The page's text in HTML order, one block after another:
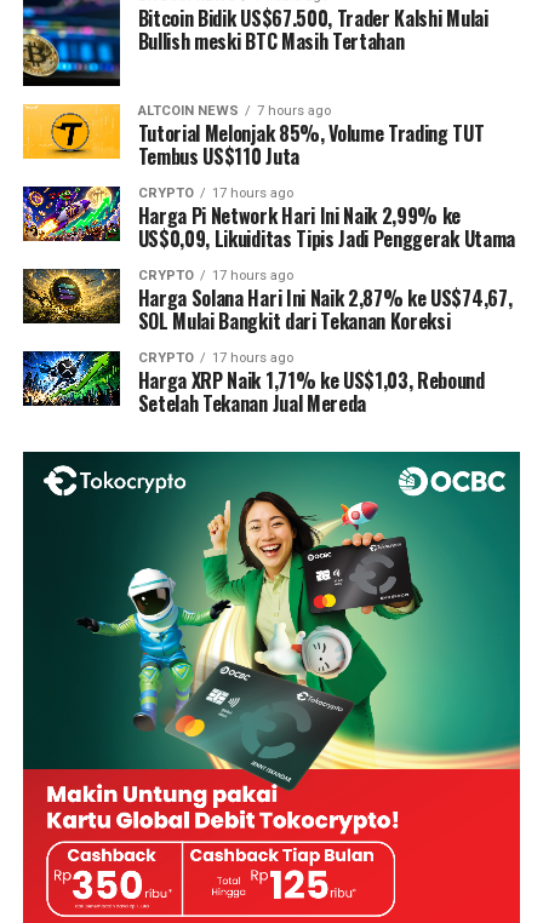
Bitcoin Bidik US$67.500, Trader Kalshi Mulai
Bullish meski BTC Masih Tertahan
ALTCOIN NEWS 7 hours ago
Tutorial Melonjak 85%, Volume Trading TUT
Tembus US$110 Juta
CRYPTO 17 hours ago
Harga Pi Network Hari Ini Naik 2,99% ke
US$0,09, Likuiditas Tipis Jadi Penggerak Utama
CRYPTO 17 hours ago
Harga Solana Hari Ini Naik 2,87% ke US$74,67,
SOL Mulai Bangkit dari Tekanan Koreksi
CRYPTO 17 hours ago
Harga XRP Naik 1,71% ke US$1,03, Rebound
Setelah Tekanan Jual Mereda